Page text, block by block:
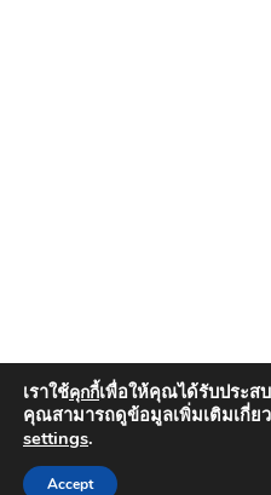
เราใช้คุกกี้เพื่อให้คุณได้รับประส
คุณสามารถดูข้อมูลเพิ่มเติมเกี่ย
settings.
Accept